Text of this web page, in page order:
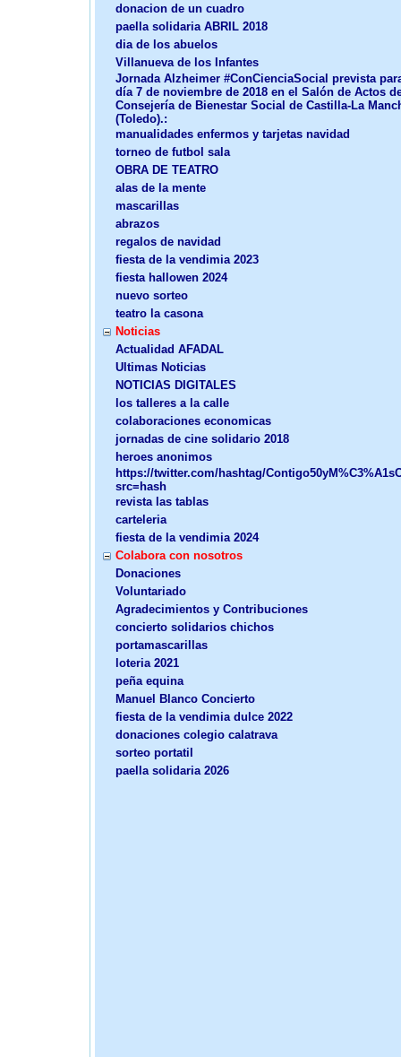
donacion de un cuadro
paella solidaria ABRIL 2018
dia de los abuelos
Villanueva de los Infantes
Jornada Alzheimer #ConCienciaSocial prevista
día 7 de noviembre de 2018 en el Salón de Actos
Consejería de Bienestar Social de Castilla-La
(Toledo).:
manualidades enfermos y tarjetas navidad
torneo de futbol sala
OBRA DE TEATRO
alas de la mente
mascarillas
abrazos
regalos de navidad
fiesta de la vendimia 2023
fiesta hallowen 2024
nuevo sorteo
teatro la casona
Noticias
Actualidad AFADAL
Ultimas Noticias
NOTICIAS DIGITALES
los talleres a la calle
colaboraciones economicas
jornadas de cine solidario 2018
heroes anonimos
https://twitter.com/hashtag/
src=hash
revista las tablas
carteleria
fiesta de la vendimia 2024
Colabora con nosotros
Donaciones
Voluntariado
Agradecimientos y Contribuciones
concierto solidarios chichos
portamascarillas
loteria 2021
peña equina
Manuel Blanco Concierto
fiesta de la vendimia dulce 2022
donaciones colegio calatrava
sorteo portatil
paella solidaria 2026